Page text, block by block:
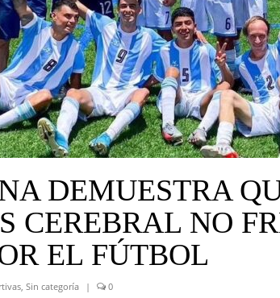
DEMUESTRA
CEREBRAL NO
EL FÚTBOL
Sin categoría | 0